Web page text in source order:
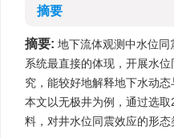
摘要
摘要: 地下流体观测中水位
系统最直接的体现，开展水
究，能较好地解释地下水动态
本文以无极井为例，通过选
料，对井水位同震效应的形态